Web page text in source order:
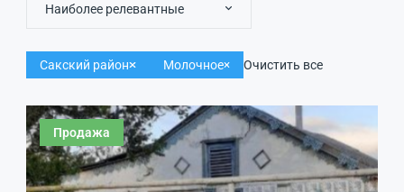
Наиболее релевантные
Сакский район Молочное Очистить все
Продажа